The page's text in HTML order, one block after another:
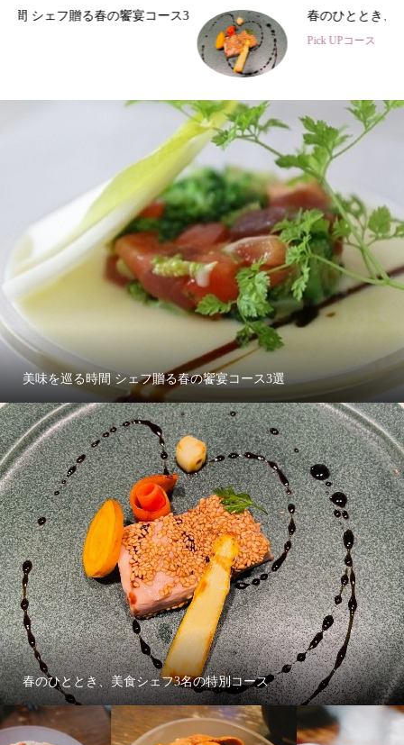
春のひととき、美食シェフ3名の特別コース
美味を巡る時間 シェフ贈る春の饗宴コース3選
春のひととき、美食シェフ3名の特別コース